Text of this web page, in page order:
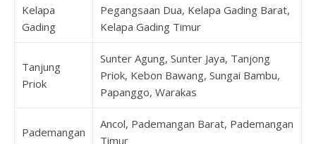
Kelapa
Gading
Pegangsaan Dua, Kelapa Gading Barat,
Kelapa Gading Timur
Tanjung
Priok
Sunter Agung, Sunter Jaya, Tanjong
Priok, Kebon Bawang, Sungai Bambu,
Papanggo, Warakas
Pademangan
Ancol, Pademangan Barat, Pademangan
Timur